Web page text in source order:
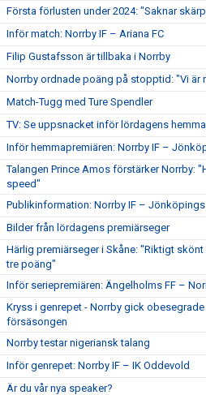
Första förlusten under 2024: "Saknar
Inför match: Norrby IF – Ariana FC
Filip Gustafsson är tillbaka i Norrby
Norrby ordnade poäng på stopptid: "Vi är
Match-Tugg med Ture Spendler
TV: Se uppsnacket inför lördagens
Inför hemmapremiären: Norrby IF –
Talangen Prince Amos förstärker Norrby:
speed"
Publikinformation: Norrby IF – Jönköpings
Bilder från lördagens premiärseger
Härlig premiärseger i Skåne: "Riktigt skönt
tre poäng"
Inför seriepremiären: Ängelholms FF –
Kryss i genrepet - Norrby gick
försäsongen
Norrby testar nigeriansk talang
Inför genrepet: Norrby IF – IK Oddevold
Är du vår nya speaker?